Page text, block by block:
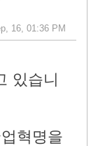
16, 01:36 PM
있습니
혁명을